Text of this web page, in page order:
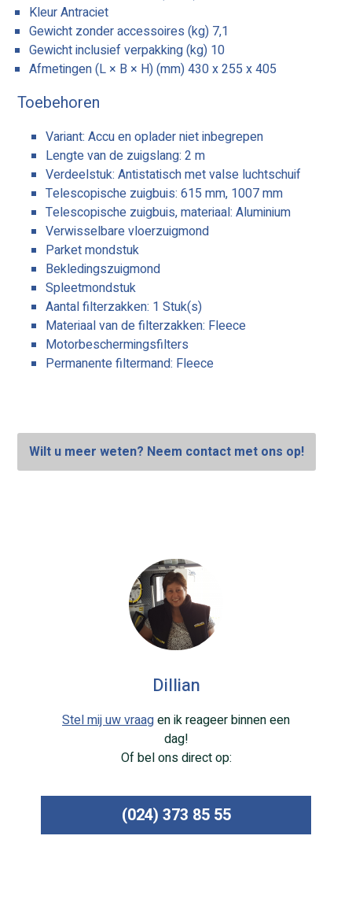
Kleur Antraciet
Gewicht zonder accessoires (kg) 7,1
Gewicht inclusief verpakking (kg) 10
Afmetingen (L × B × H) (mm) 430 x 255 x 405
Toebehoren
Variant: Accu en oplader niet inbegrepen
Lengte van de zuigslang: 2 m
Verdeelstuk: Antistatisch met valse luchtschuif
Telescopische zuigbuis: 615 mm, 1007 mm
Telescopische zuigbuis, materiaal: Aluminium
Verwisselbare vloerzuigmond
Parket mondstuk
Bekledingszuigmond
Spleetmondstuk
Aantal filterzakken: 1 Stuk(s)
Materiaal van de filterzakken: Fleece
Motorbeschermingsfilters
Permanente filtermand: Fleece
Wilt u meer weten? Neem contact met ons op!
Dillian
Stel mij uw vraagen ik reageer binnen een
dag!
Of bel ons direct op:
(024) 373 85 55